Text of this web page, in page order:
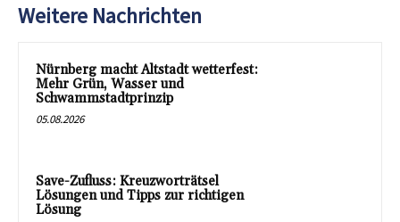
Weitere Nachrichten
Nürnberg macht Altstadt wetterfest:
Mehr Grün, Wasser und
Schwammstadtprinzip
05.08.2026
Save-Zufluss: Kreuzworträtsel
Lösungen und Tipps zur richtigen
Lösung